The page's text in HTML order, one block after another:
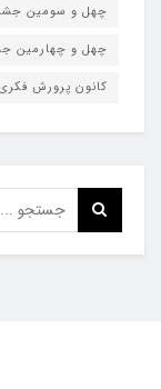
چهل و سومین
چهل و چهارمین
کانون پرورش